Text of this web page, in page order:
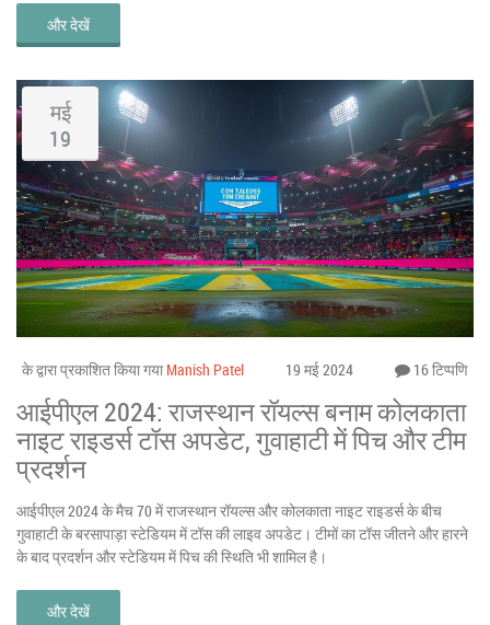
और देखें
मई
19
के द्वारा प्रकाशित किया गया Manish Patel 19 मई 2024 16 टिप्पणि
आईपीएल 2024: राजस्थान रॉयल्स बनाम कोलकाता
नाइट राइडर्स टॉस अपडेट, गुवाहाटी में पिच और टीम
प्रदर्शन
आईपीएल 2024 के मैच 70 में राजस्थान रॉयल्स और कोलकाता नाइट राइडर्स के बीच
गुवाहाटी के बरसापाड़ा स्टेडियम में टॉस की लाइव अपडेट। टीमों का टॉस जीतने और हारने
के बाद प्रदर्शन और स्टेडियम में पिच की स्थिति भी शामिल है।
और देखें